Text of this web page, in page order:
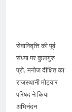
सेवानिवृत्ति की पूर्व
संध्या पर कुलगुरु
प्रो. मनोज दीक्षित का
राजस्थानी मोट्यार
परिषद ने किया
अभिनंदन